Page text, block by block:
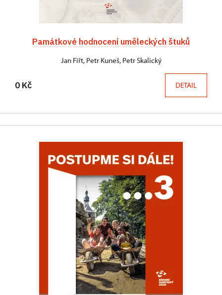
Památkové hodnocení uměleckých štuků
Jan Fiřt, Petr Kuneš, Petr Skalický
0 Kč DETAIL